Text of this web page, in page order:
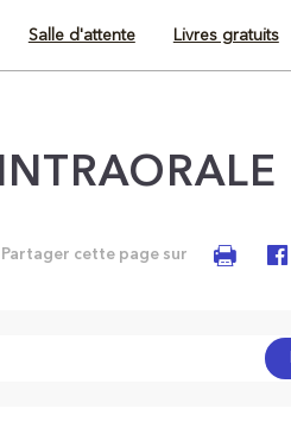
Salle d'attente Livres gratuits
Partager cette page sur